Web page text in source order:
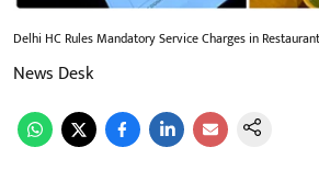
Delhi HC Rules Mandatory Service Charges in
News Desk